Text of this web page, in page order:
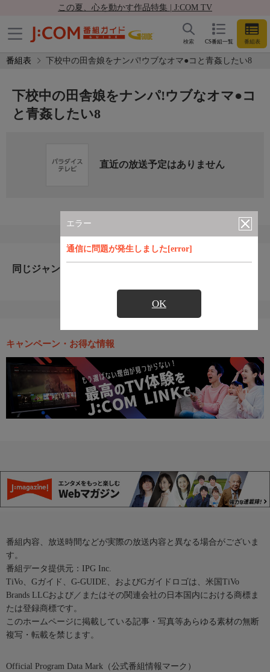
この夏、心を動かす作品特集 | J:COM TV
CS番組一覧 番組表
検索
番組表 下校中の田舎娘をナンパ!ウブなオマ●コと青姦したい8
エラー
通信に問題が発生しました[error]
OK
下校中の田舎娘をナンパ!ウブなオマ●コ
と青姦したい8
直近の放送予定はありません
同じジャンルのおすすめ番組
キャンペーン・お得な情報
番組内容、放送時間などが実際の放送内容と異なる場合がございま
す。
番組データ提供元：IPG Inc.
TiVo、Gガイド、G-GUIDE、およびGガイドロゴは、米国TiVo
Brands LLCおよび／またはその関連会社の日本国内における商標ま
たは登録商標です。
このホームページに掲載している記事・写真等あらゆる素材の無断
複写・転載を禁じます。
Official Program Data Mark（公式番組情報マーク）